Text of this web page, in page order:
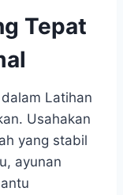
Tepat
Latihan
Usahakan
yang stabil
ayunan